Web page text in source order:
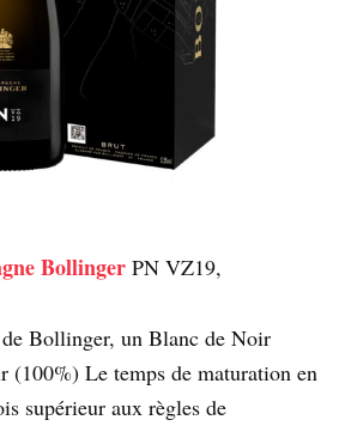
Bollinger PN VZ19,
Bollinger, un Blanc de Noir
(100%) Le temps de maturation en
supérieur aux règles de